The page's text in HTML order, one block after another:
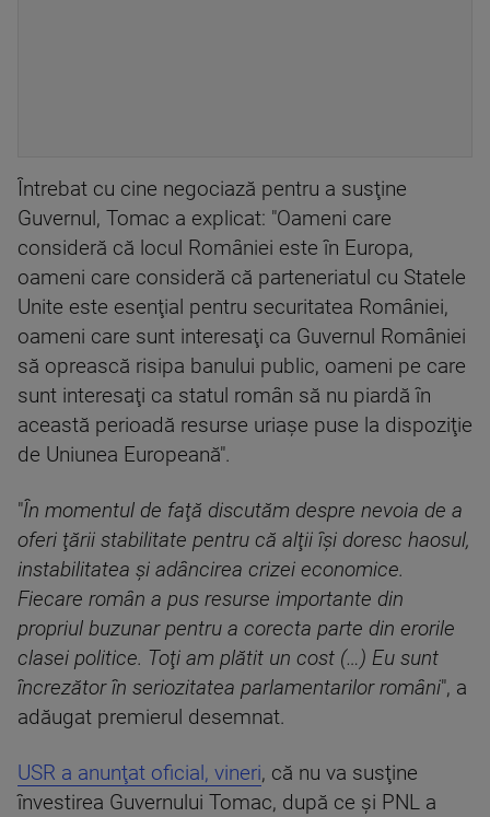
Întrebat cu cine negociază pentru a susţine
Guvernul, Tomac a explicat: "Oameni care
consideră că locul României este în Europa,
oameni care consideră că parteneriatul cu Statele
Unite este esenţial pentru securitatea României,
oameni care sunt interesaţi ca Guvernul României
să oprească risipa banului public, oameni pe care
sunt interesaţi ca statul român să nu piardă în
această perioadă resurse uriaşe puse la dispoziţie
de Uniunea Europeană".
"În momentul de faţă discutăm despre nevoia de a
oferi ţării stabilitate pentru că alţii îşi doresc haosul,
instabilitatea şi adâncirea crizei economice.
Fiecare român a pus resurse importante din
propriul buzunar pentru a corecta parte din erorile
clasei politice. Toţi am plătit un cost (…) Eu sunt
încrezător în seriozitatea parlamentarilor români", a
adăugat premierul desemnat.
USR a anunţat oficial, vineri, că nu va susţine
învestirea Guvernului Tomac, după ce şi PNL a